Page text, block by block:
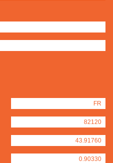
FR
82120
43.91760
0.90330